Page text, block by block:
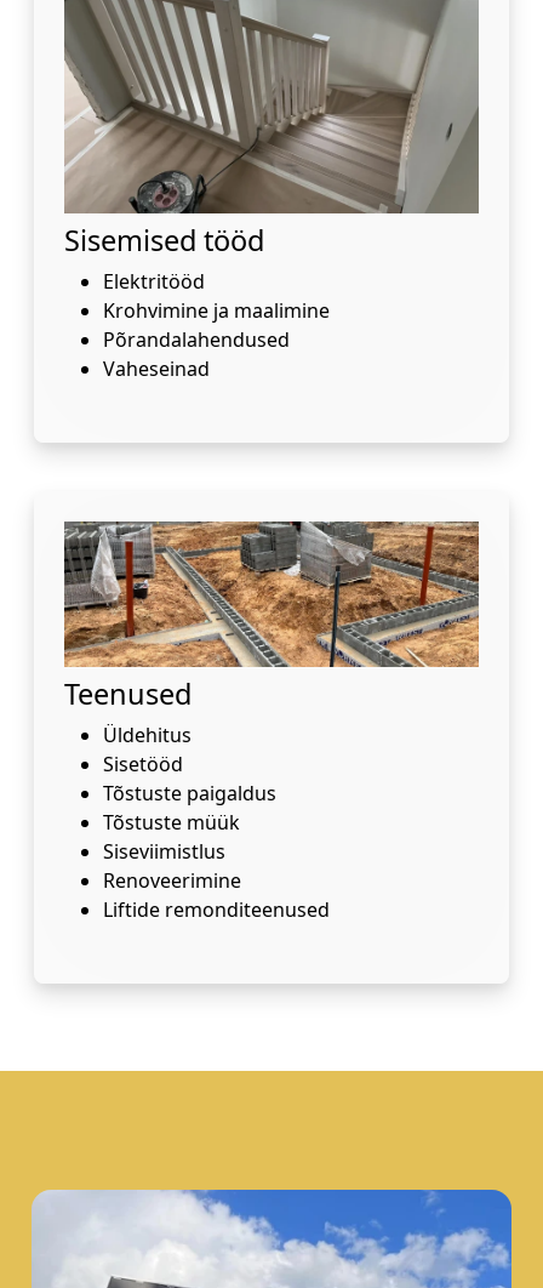
Sisemised tööd
Elektritööd
Krohvimine ja maalimine
Põrandalahendused
Vaheseinad
Teenused
Üldehitus
Sisetööd
Tõstuste paigaldus
Tõstuste müük
Siseviimistlus
Renoveerimine
Liftide remonditeenused